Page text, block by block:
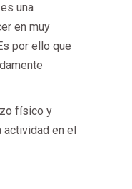
una
en muy
por ello que
físico y
actividad en el